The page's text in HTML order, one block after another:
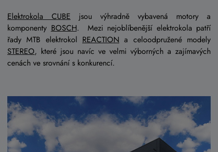
Elektrokola CUBE jsou výhradně vybavená motory a
komponenty BOSCH. Mezi nejoblíbenější elektrokola patří
řady MTB elektrokol REACTION a celoodpružené modely
STEREO, které jsou navíc ve velmi výborných a zajímavých
cenách ve srovnání s konkurencí.